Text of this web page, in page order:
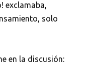
exclamaba,
solo
en la discusión: